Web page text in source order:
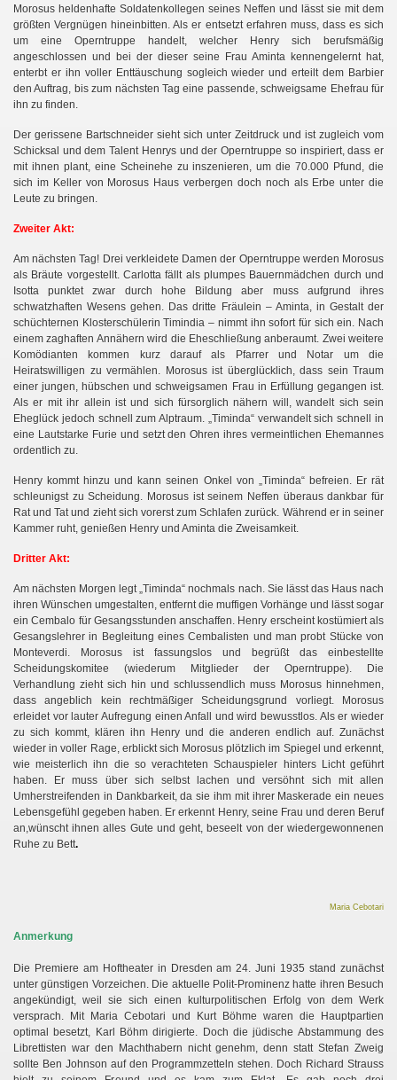
Morosus heldenhafte Soldatenkollegen seines Neffen und lässt sie mit dem
größten Vergnügen hineinbitten. Als er entsetzt erfahren muss, dass es sich
um eine Operntruppe handelt, welcher Henry sich berufsmäßig
angeschlossen und bei der dieser seine Frau Aminta kennengelernt hat,
enterbt er ihn voller Enttäuschung sogleich wieder und erteilt dem Barbier
den Auftrag, bis zum nächsten Tag eine passende, schweigsame Ehefrau für
ihn zu finden.
Der gerissene Bartschneider sieht sich unter Zeitdruck und ist zugleich vom
Schicksal und dem Talent Henrys und der Operntruppe so inspiriert, dass er
mit ihnen plant, eine Scheinehe zu inszenieren, um die 70.000 Pfund, die
sich im Keller von Morosus Haus verbergen doch noch als Erbe unter die
Leute zu bringen.
Zweiter Akt:
Am nächsten Tag! Drei verkleidete Damen der Operntruppe werden Morosus
als Bräute vorgestellt. Carlotta fällt als plumpes Bauernmädchen durch und
Isotta punktet zwar durch hohe Bildung aber muss aufgrund ihres
schwatzhaften Wesens gehen. Das dritte Fräulein – Aminta, in Gestalt der
schüchternen Klosterschülerin Timindia – nimmt ihn sofort für sich ein. Nach
einem zaghaften Annähern wird die Eheschließung anberaumt. Zwei weitere
Komödianten kommen kurz darauf als Pfarrer und Notar um die
Heiratswilligen zu vermählen. Morosus ist überglücklich, dass sein Traum
einer jungen, hübschen und schweigsamen Frau in Erfüllung gegangen ist.
Als er mit ihr allein ist und sich fürsorglich nähern will, wandelt sich sein
Eheglück jedoch schnell zum Alptraum. „Timinda“ verwandelt sich schnell in
eine Lautstarke Furie und setzt den Ohren ihres vermeintlichen Ehemannes
ordentlich zu.
Henry kommt hinzu und kann seinen Onkel von „Timinda“ befreien. Er rät
schleunigst zu Scheidung. Morosus ist seinem Neffen überaus dankbar für
Rat und Tat und zieht sich vorerst zum Schlafen zurück. Während er in seiner
Kammer ruht, genießen Henry und Aminta die Zweisamkeit.
Dritter Akt:
Am nächsten Morgen legt „Timinda“ nochmals nach. Sie lässt das Haus nach
ihren Wünschen umgestalten, entfernt die muffigen Vorhänge und lässt sogar
ein Cembalo für Gesangsstunden anschaffen. Henry erscheint kostümiert als
Gesangslehrer in Begleitung eines Cembalisten und man probt Stücke von
Monteverdi. Morosus ist fassungslos und begrüßt das einbestellte
Scheidungskomitee (wiederum Mitglieder der Operntruppe). Die
Verhandlung zieht sich hin und schlussendlich muss Morosus hinnehmen,
dass angeblich kein rechtmäßiger Scheidungsgrund vorliegt. Morosus
erleidet vor lauter Aufregung einen Anfall und wird bewusstlos. Als er wieder
zu sich kommt, klären ihn Henry und die anderen endlich auf. Zunächst
wieder in voller Rage, erblickt sich Morosus plötzlich im Spiegel und erkennt,
wie meisterlich ihn die so verachteten Schauspieler hinters Licht geführt
haben. Er muss über sich selbst lachen und versöhnt sich mit allen
Umherstreifenden in Dankbarkeit, da sie ihm mit ihrer Maskerade ein neues
Lebensgefühl gegeben haben. Er erkennt Henry, seine Frau und deren Beruf
an,wünscht ihnen alles Gute und geht, beseelt von der wiedergewonnenen
Ruhe zu Bett.
Maria Cebotari
Anmerkung
Die Premiere am Hoftheater in Dresden am 24. Juni 1935 stand zunächst
unter günstigen Vorzeichen. Die aktuelle Polit-Prominenz hatte ihren Besuch
angekündigt, weil sie sich einen kulturpolitischen Erfolg von dem Werk
versprach. Mit Maria Cebotari und Kurt Böhme waren die Hauptpartien
optimal besetzt, Karl Böhm dirigierte. Doch die jüdische Abstammung des
Librettisten war den Machthabern nicht genehm, denn statt Stefan Zweig
sollte Ben Johnson auf den Programmzetteln stehen. Doch Richard Strauss